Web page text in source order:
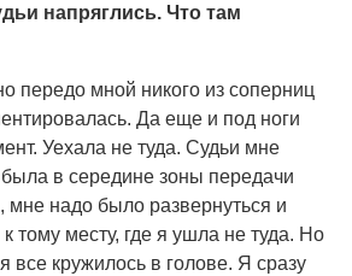
напряглись. Что там
передо мной никого из соперниц
Да еще и под ноги
Уехала не туда. Судьи мне
в середине зоны передачи
мне надо было развернуться и
тому месту, где я ушла не туда. Но
все кружилось в голове. Я сразу